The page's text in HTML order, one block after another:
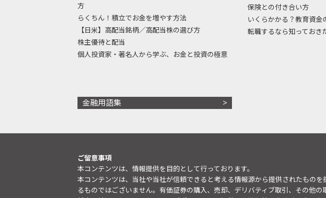
方
らくちん！積立でお金を増やす方法
【日米】高配当銘柄／高配当株の選び方
株主優待と配当
個人投資家・著名人から学ぶ、お金と投資の極意
保険との付き合い方
いくらかかる？教育資金
転職するなら知っておき
金融用語集
ご留意事項
本コンテンツは、情報提供を目的として行っております。
本コンテンツは、当社や当社が信頼できると考える情報源から提供されたもの
るものではございません。有価証券の購入、売却、デリバティブ取引、その他